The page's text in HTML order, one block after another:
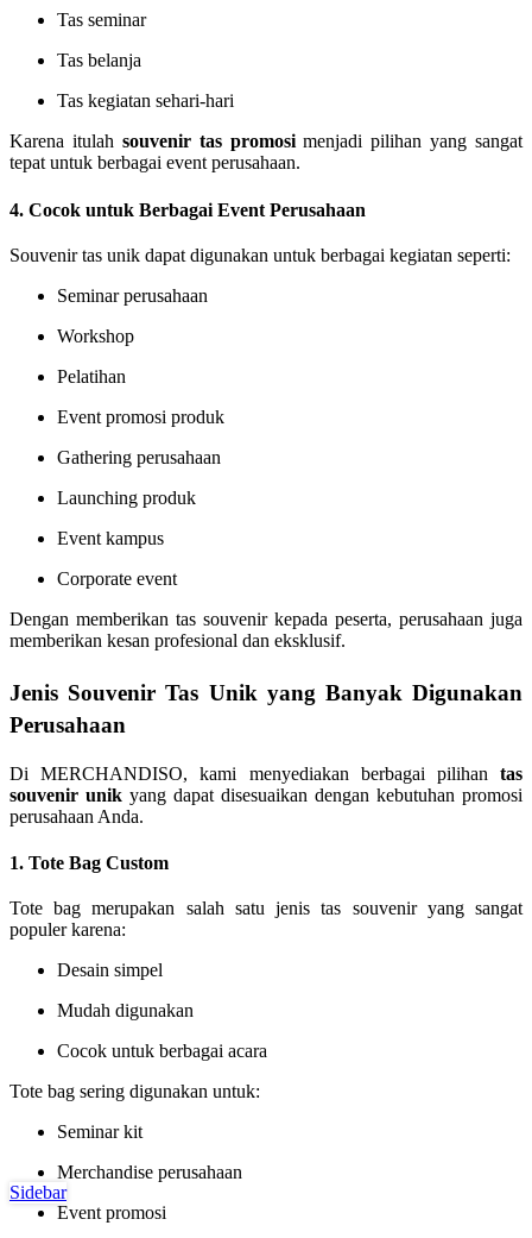
Tas seminar
Tas belanja
Tas kegiatan sehari-hari
Karena itulah souvenir tas promosimenjadi pilihan yang sangat
tepat untuk berbagai event perusahaan.
4. Cocok untuk Berbagai Event Perusahaan
Souvenir tas unik dapat digunakan untuk berbagai kegiatan seperti:
Seminar perusahaan
Workshop
Pelatihan
Event promosi produk
Gathering perusahaan
Launching produk
Event kampus
Corporate event
Dengan memberikan tas souvenir kepada peserta, perusahaan juga
memberikan kesan profesional dan eksklusif.
Jenis Souvenir Tas Unik yang Banyak Digunakan
Perusahaan
Di MERCHANDISO, kami menyediakan berbagai pilihan tas
souvenir unik yang dapat disesuaikan dengan kebutuhan promosi
perusahaan Anda.
1. Tote Bag Custom
Tote bag merupakan salah satu jenis tas souvenir yang sangat
populer karena:
Desain simpel
Mudah digunakan
Cocok untuk berbagai acara
Tote bag sering digunakan untuk:
Seminar kit
Merchandise perusahaan
Event promosi
Sidebar